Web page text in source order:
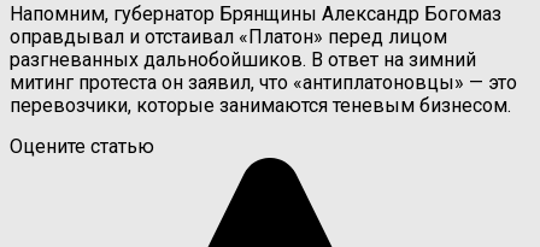
Напомним, губернатор Брянщины Александр Богомаз
оправдывал и отстаивал «Платон» перед лицом
разгневанных дальнобойшиков. В ответ на зимний
митинг протеста он заявил, что «антиплатоновцы» — это
перевозчики, которые занимаются теневым бизнесом.
Оцените статью